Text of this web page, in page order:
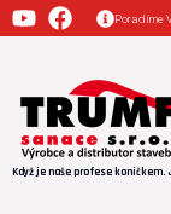
Poradíme
Když je naše profese koníčkem.